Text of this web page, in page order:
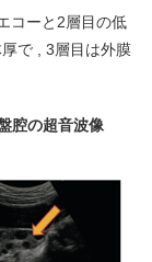
コーと2層目の低
で , 3層目は外膜
腔の超音波像